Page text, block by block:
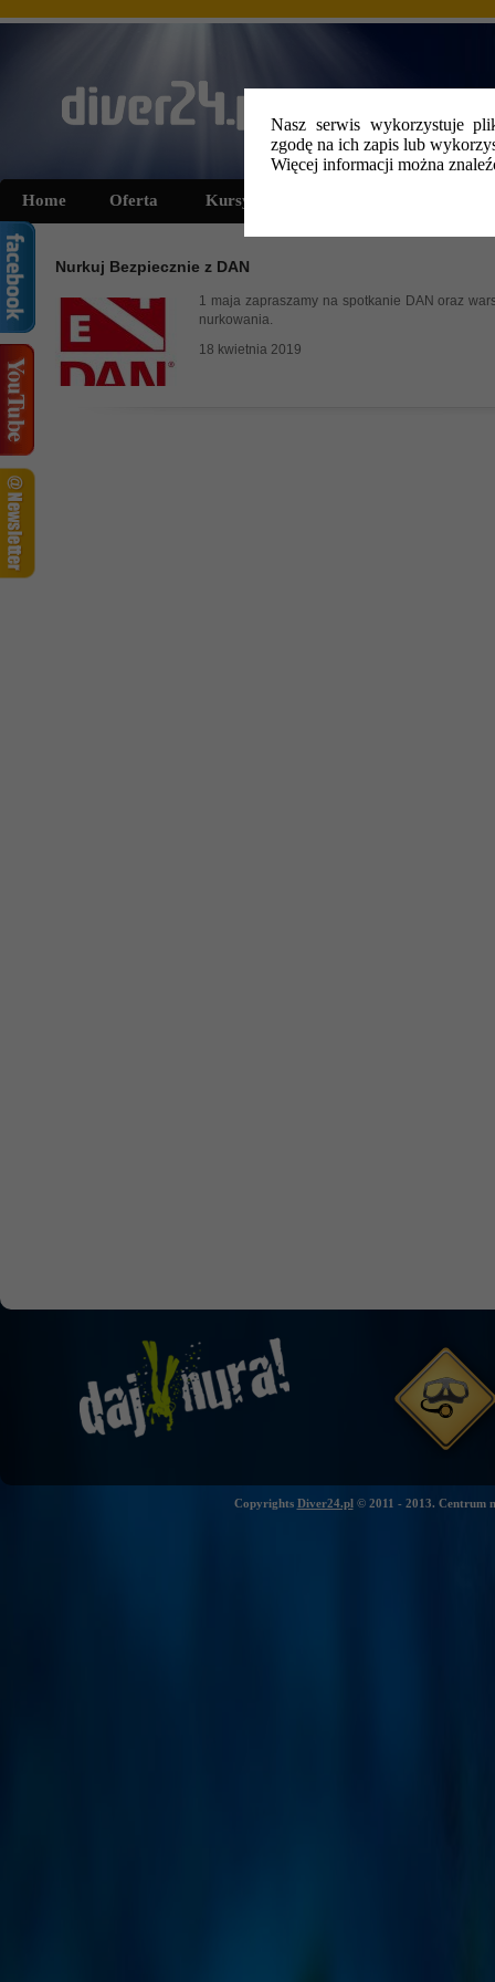
Nasz serwis wykorzystuje
zgodę na ich zapis lub
Więcej informacji można
Home Oferta Kursy i szkolenia
Nurkuj Bezpiecznie z DAN
1 maja zapraszamy na spotkanie DAN oraz
nurkowania.
18 kwietnia 2019
Copyrights Diver24.pl© 2011 - 2013. Centrum